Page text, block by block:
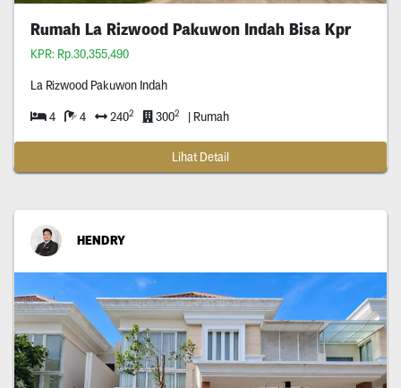
Rumah La Rizwood Pakuwon Indah Bisa Kpr
KPR: Rp.30,355,490
La Rizwood Pakuwon Indah
4 4 2402 3002 | Rumah
Lihat Detail
HENDRY